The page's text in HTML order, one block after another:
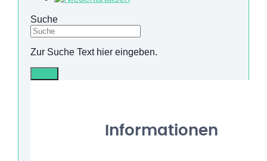
Suche
Zur Suche Text hier eingeben.
Informationen